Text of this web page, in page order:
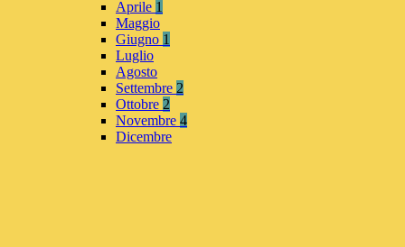
Aprile 1
Maggio
Giugno 1
Luglio
Agosto
Settembre 2
Ottobre 2
Novembre 4
Dicembre